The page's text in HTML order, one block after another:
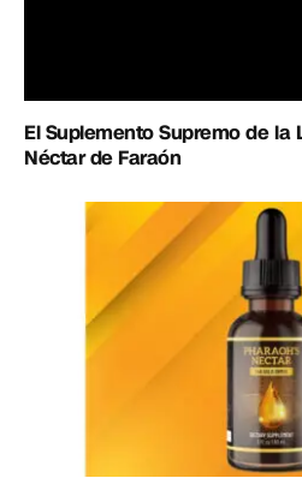
El Suplemento Supremo de la
Néctar de Faraón